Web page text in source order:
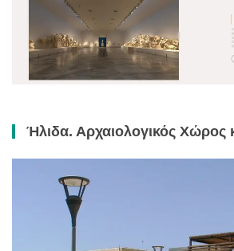
Ήλιδα. Αρχαιολογικός Χώρος